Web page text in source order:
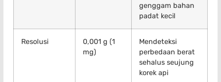
genggam bahan
padat kecil
Resolusi
0,001 g (1
mg)
Mendeteksi
perbedaan berat
sehalus seujung
korek api